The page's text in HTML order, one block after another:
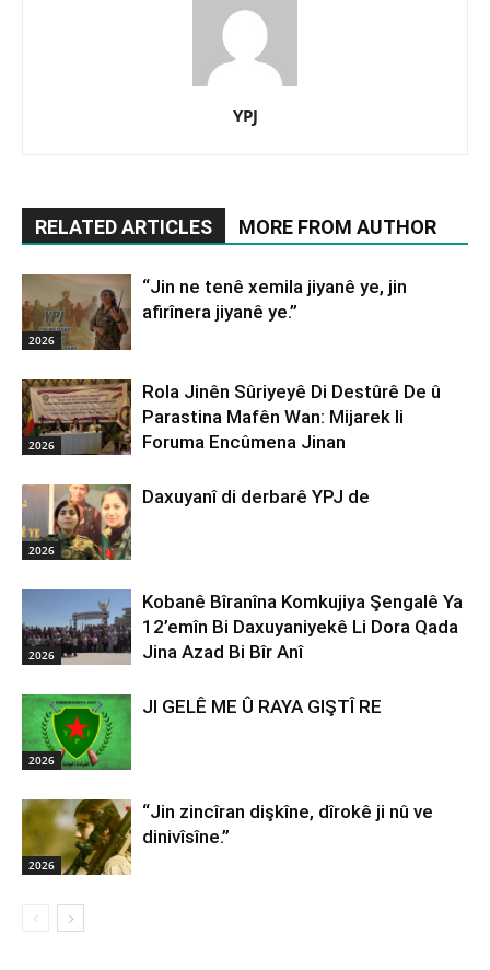
YPJ
RELATED ARTICLES MORE FROM AUTHOR
2026
“Jin ne tenê xemila jiyanê ye, jin
afirînera jiyanê ye.”
2026
Rola Jinên Sûriyeyê Di Destûrê De û
Parastina Mafên Wan: Mijarek li
Foruma Encûmena Jinan
2026
Daxuyanî di derbarê YPJ de
2026
Kobanê Bîranîna Komkujiya Şengalê Ya
12’emîn Bi Daxuyaniyekê Li Dora Qada
Jina Azad Bi Bîr Anî
2026
JI GELÊ ME Û RAYA GIŞTÎ RE
2026
“Jin zincîran dişkîne, dîrokê ji nû ve
dinivîsîne.”